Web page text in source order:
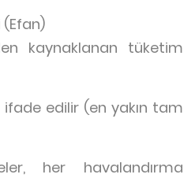
(Efan)
kaynaklanan tüketim
ifade edilir (en yakın tam
her havalandırma